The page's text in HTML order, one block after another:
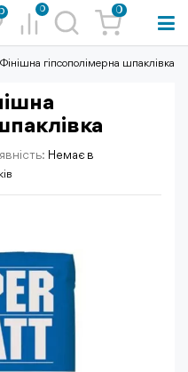
0 0 0
гіпсополімерна шпаклівка
Немає в